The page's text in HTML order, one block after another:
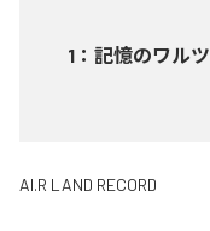
1 ： 記憶のワルツ
AI.R LAND RECORD